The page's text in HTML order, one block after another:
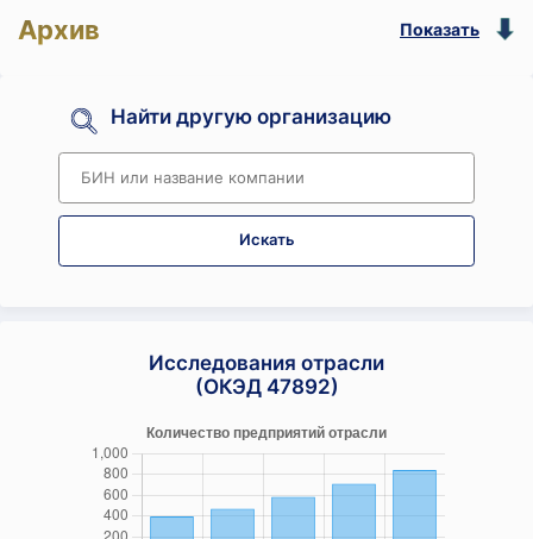
Архив Показать
Найти другую организацию
Искать
Исследования отрасли
(ОКЭД 47892)